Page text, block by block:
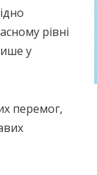
рівні
у
перемог,